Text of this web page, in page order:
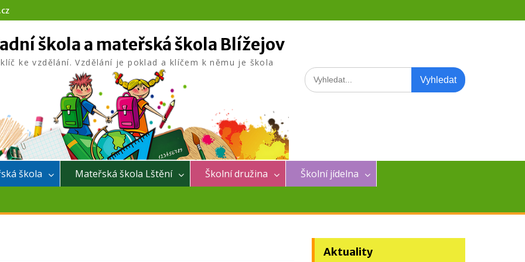
škola a mateřská škola Blížejov
ke vzdělání. Vzdělání je poklad a klíčem k němu je škola
Search
for:
škola Mateřská škola Lštění Školní družina
Školní jídelna
Aktuality